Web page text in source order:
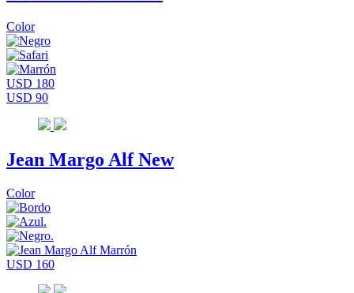
Color
USD 180
USD 90
Jean Margo Alf New
Color
USD 160